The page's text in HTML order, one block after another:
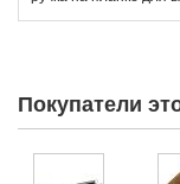
Покупатели